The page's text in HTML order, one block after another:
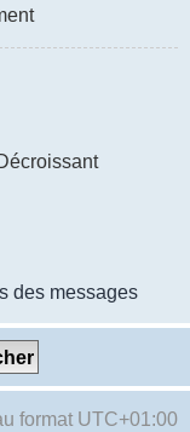
des messages
format UTC+01:00